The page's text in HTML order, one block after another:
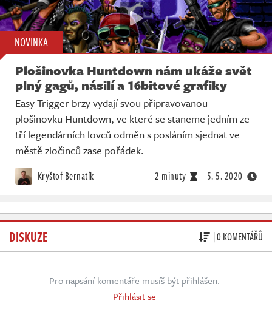
NOVINKA
Plošinovka Huntdown nám ukáže svět
plný gagů, násilí a 16bitové grafiky
Easy Trigger brzy vydají svou připravovanou
plošinovku Huntdown, ve které se staneme jedním ze
tří legendárních lovců odměn s posláním sjednat ve
městě zločinců zase pořádek.
Kryštof Bernatík 2 minuty 5. 5. 2020
DISKUZE | 0 KOMENTÁŘŮ
Pro napsání komentáře musíš být přihlášen.
Přihlásit se